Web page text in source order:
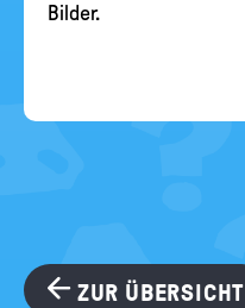
Bilder.
ZUR ÜBERSICHT